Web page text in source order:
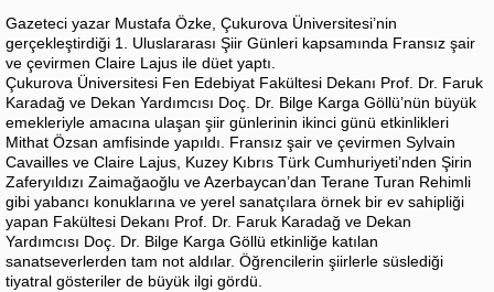
Gazeteci yazar Mustafa Özke, Çukurova Üniversitesi’nin
gerçekleştirdiği 1. Uluslararası Şiir Günleri kapsamında Fransız şair
ve çevirmen Claire Lajus ile düet yaptı.
Çukurova Üniversitesi Fen Edebiyat Fakültesi Dekanı Prof. Dr. Faruk
Karadağ ve Dekan Yardımcısı Doç. Dr. Bilge Karga Göllü’nün büyük
emekleriyle amacına ulaşan şiir günlerinin ikinci günü etkinlikleri
Mithat Özsan amfisinde yapıldı. Fransız şair ve çevirmen Sylvain
Cavailles ve Claire Lajus, Kuzey Kıbrıs Türk Cumhuriyeti’nden Şirin
Zaferyıldızı Zaimağaoğlu ve Azerbaycan’dan Terane Turan Rehimli
gibi yabancı konuklarına ve yerel sanatçılara örnek bir ev sahipliği
yapan Fakültesi Dekanı Prof. Dr. Faruk Karadağ ve Dekan
Yardımcısı Doç. Dr. Bilge Karga Göllü etkinliğe katılan
sanatseverlerden tam not aldılar. Öğrencilerin şiirlerle süslediği
tiyatral gösteriler de büyük ilgi gördü.